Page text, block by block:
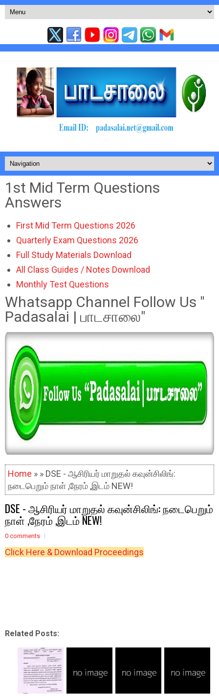
1st Mid Term Questions
Answers
First Mid Term Questions 2026
Quarterly Exam Questions 2026
Full Study Materials Download
All Class Guides / Notes Download
Monthly Test Questions
Whatsapp Channel Follow Us "
Padasalai | பாடசாலை"
Home » » DSE - ஆசிரியர் மாறுதல் கவுன்சிலிங்:
நடைபெறும் நாள் ,நேரம் ,இடம் NEW!
DSE - ஆசிரியர் மாறுதல் கவுன்சிலிங்: நடைபெறும்
நாள் ,நேரம் ,இடம் NEW!
0 comments
Click Here & Download Proceedings
Related Posts: